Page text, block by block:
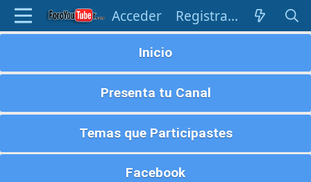
Acceder Registrarse
Inicio
Presenta tu Canal
Temas que Participastes
Facebook